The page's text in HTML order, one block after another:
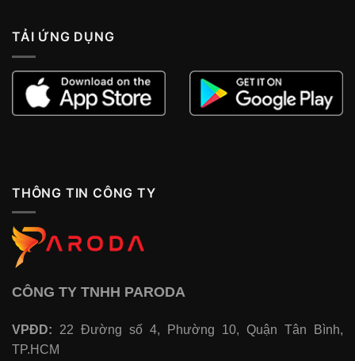
TẢI ỨNG DỤNG
THÔNG TIN CÔNG TY
CÔNG TY TNHH PARODA
VPĐD: 22 Đường số 4, Phường 10, Quận Tân Bình,
TP.HCM